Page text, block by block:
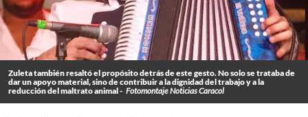
Zuleta también resaltó el propósito detrás de este gesto. No solo se trataba de
dar un apoyo material, sino de contribuir a la dignidad del trabajo y a la
reducción del maltrato animal - Fotomontaje Noticias Caracol